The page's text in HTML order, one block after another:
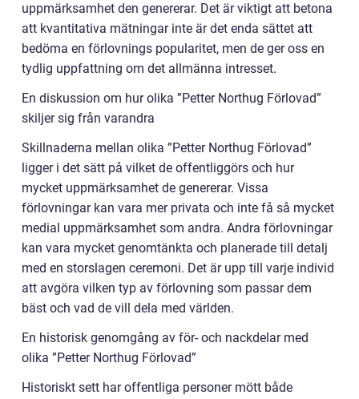
uppmärksamhet den genererar. Det är viktigt att betona
att kvantitativa mätningar inte är det enda sättet att
bedöma en förlovnings popularitet, men de ger oss en
tydlig uppfattning om det allmänna intresset.
En diskussion om hur olika ”Petter Northug Förlovad”
skiljer sig från varandra
Skillnaderna mellan olika ”Petter Northug Förlovad”
ligger i det sätt på vilket de offentliggörs och hur
mycket uppmärksamhet de genererar. Vissa
förlovningar kan vara mer privata och inte få så mycket
medial uppmärksamhet som andra. Andra förlovningar
kan vara mycket genomtänkta och planerade till detalj
med en storslagen ceremoni. Det är upp till varje individ
att avgöra vilken typ av förlovning som passar dem
bäst och vad de vill dela med världen.
En historisk genomgång av för- och nackdelar med
olika ”Petter Northug Förlovad”
Historiskt sett har offentliga personer mött både